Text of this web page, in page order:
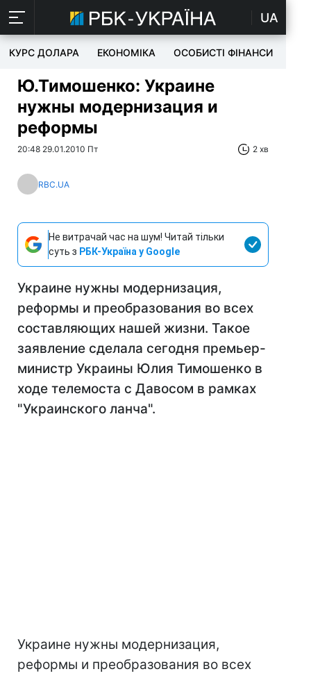
UA
КУРС ДОЛАРА ЕКОНОМІКА ОСОБИСТІ ФІНАНСИ
Ю.Тимошенко: Украине
нужны модернизация и
реформы
20:48 29.01.2010 Пт 2 хв
RBC.UA
Не витрачай час на шум! Читай тільки
суть з РБК-Україна у Google
Украине нужны модернизация,
реформы и преобразования во всех
составляющих нашей жизни. Такое
заявление сделала сегодня премьер-
министр Украины Юлия Тимошенко в
ходе телемоста с Давосом в рамках
"Украинского ланча".
Украине нужны модернизация,
реформы и преобразования во всех